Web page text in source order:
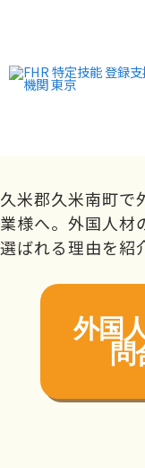
久米郡
材派遣
久米郡久米南町で
業様へ。外国人材
選ばれる理由を紹
外国
問